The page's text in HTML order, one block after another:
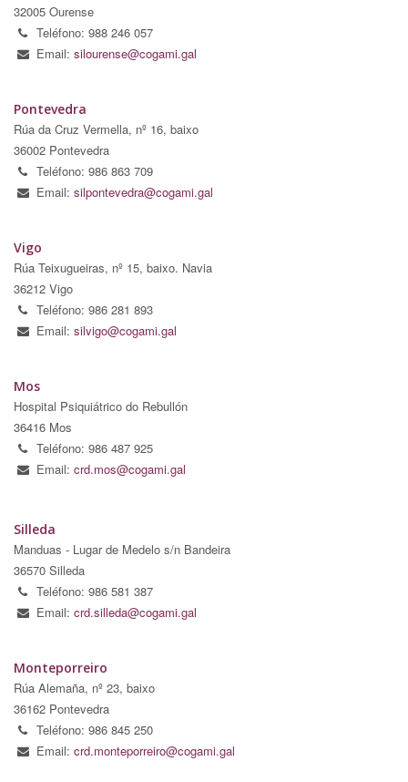
32005 Ourense
Teléfono: 988 246 057
Email: silourense@cogami.gal
Pontevedra
Rúa da Cruz Vermella, nº 16, baixo
36002 Pontevedra
Teléfono: 986 863 709
Email: silpontevedra@cogami.gal
Vigo
Rúa Teixugueiras, nº 15, baixo. Navia
36212 Vigo
Teléfono: 986 281 893
Email: silvigo@cogami.gal
Mos
Hospital Psiquiátrico do Rebullón
36416 Mos
Teléfono: 986 487 925
Email: crd.mos@cogami.gal
Silleda
Manduas - Lugar de Medelo s/n Bandeira
36570 Silleda
Teléfono: 986 581 387
Email: crd.silleda@cogami.gal
Monteporreiro
Rúa Alemaña, nº 23, baixo
36162 Pontevedra
Teléfono: 986 845 250
Email: crd.monteporreiro@cogami.gal